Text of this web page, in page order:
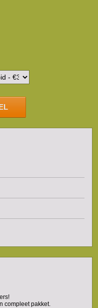
compleet pakket.